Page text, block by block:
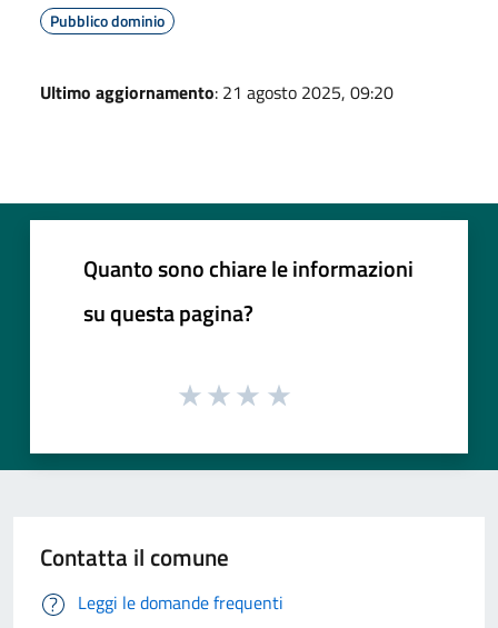
Pubblico dominio
Ultimo aggiornamento: 21 agosto 2025, 09:20
Quanto sono chiare le informazioni
su questa pagina?
Contatta il comune
Leggi le domande frequenti